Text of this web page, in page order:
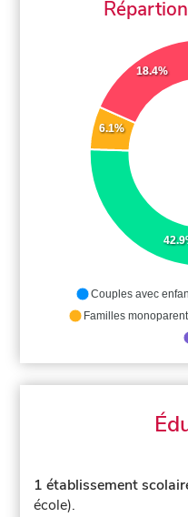
6.1%
18.4%
Couples avec
Familles
1 établissement
école).